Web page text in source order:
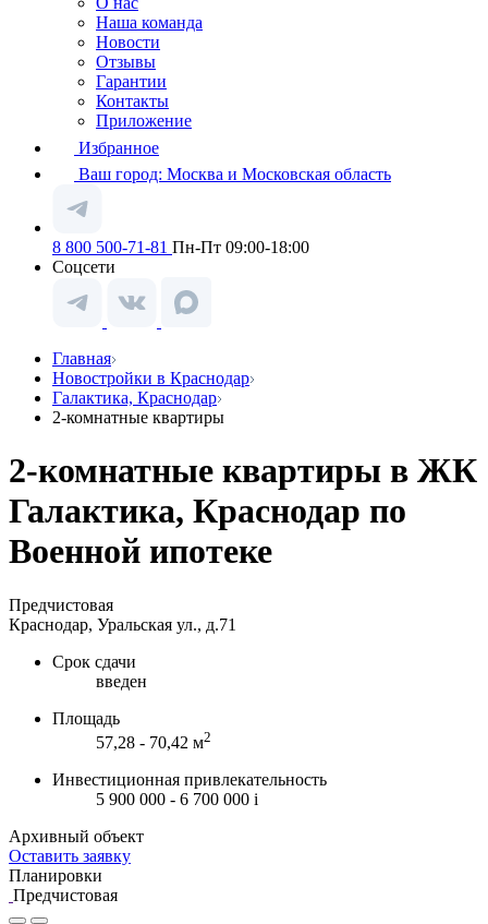
Наша команда
Новости
Отзывы
Гарантии
Контакты
Приложение
Избранное
Ваш город: Москва и Московская область
8 800 500-71-81 Пн-Пт 09:00-18:00
Соцсети
Главная
Новостройки в Краснодар
Галактика, Краснодар
2-комнатные квартиры
2-комнатные квартиры в ЖК
Галактика, Краснодар по
Военной ипотеке
Предчистовая
Краснодар, Уральская ул., д.71
Срок сдачи
введен
Площадь
57,28 - 70,42 м2
Инвестиционная привлекательность
5 900 000 - 6 700 000 i
Архивный объект
Оставить заявку
Планировки
Предчистовая